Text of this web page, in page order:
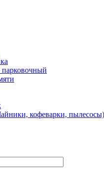
кофеварки, пылесосы)